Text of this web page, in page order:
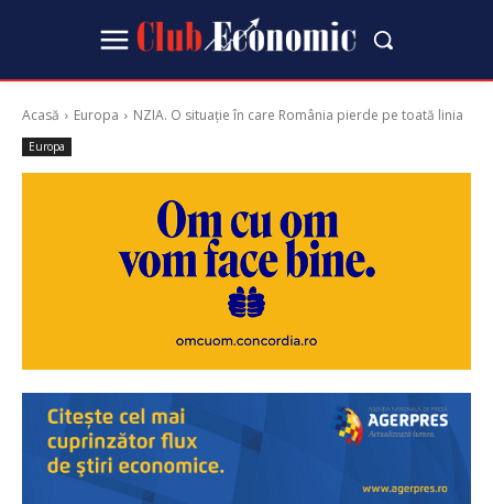
Acasă Europa NZIA. O situație în care România pierde pe toată linia
Europa